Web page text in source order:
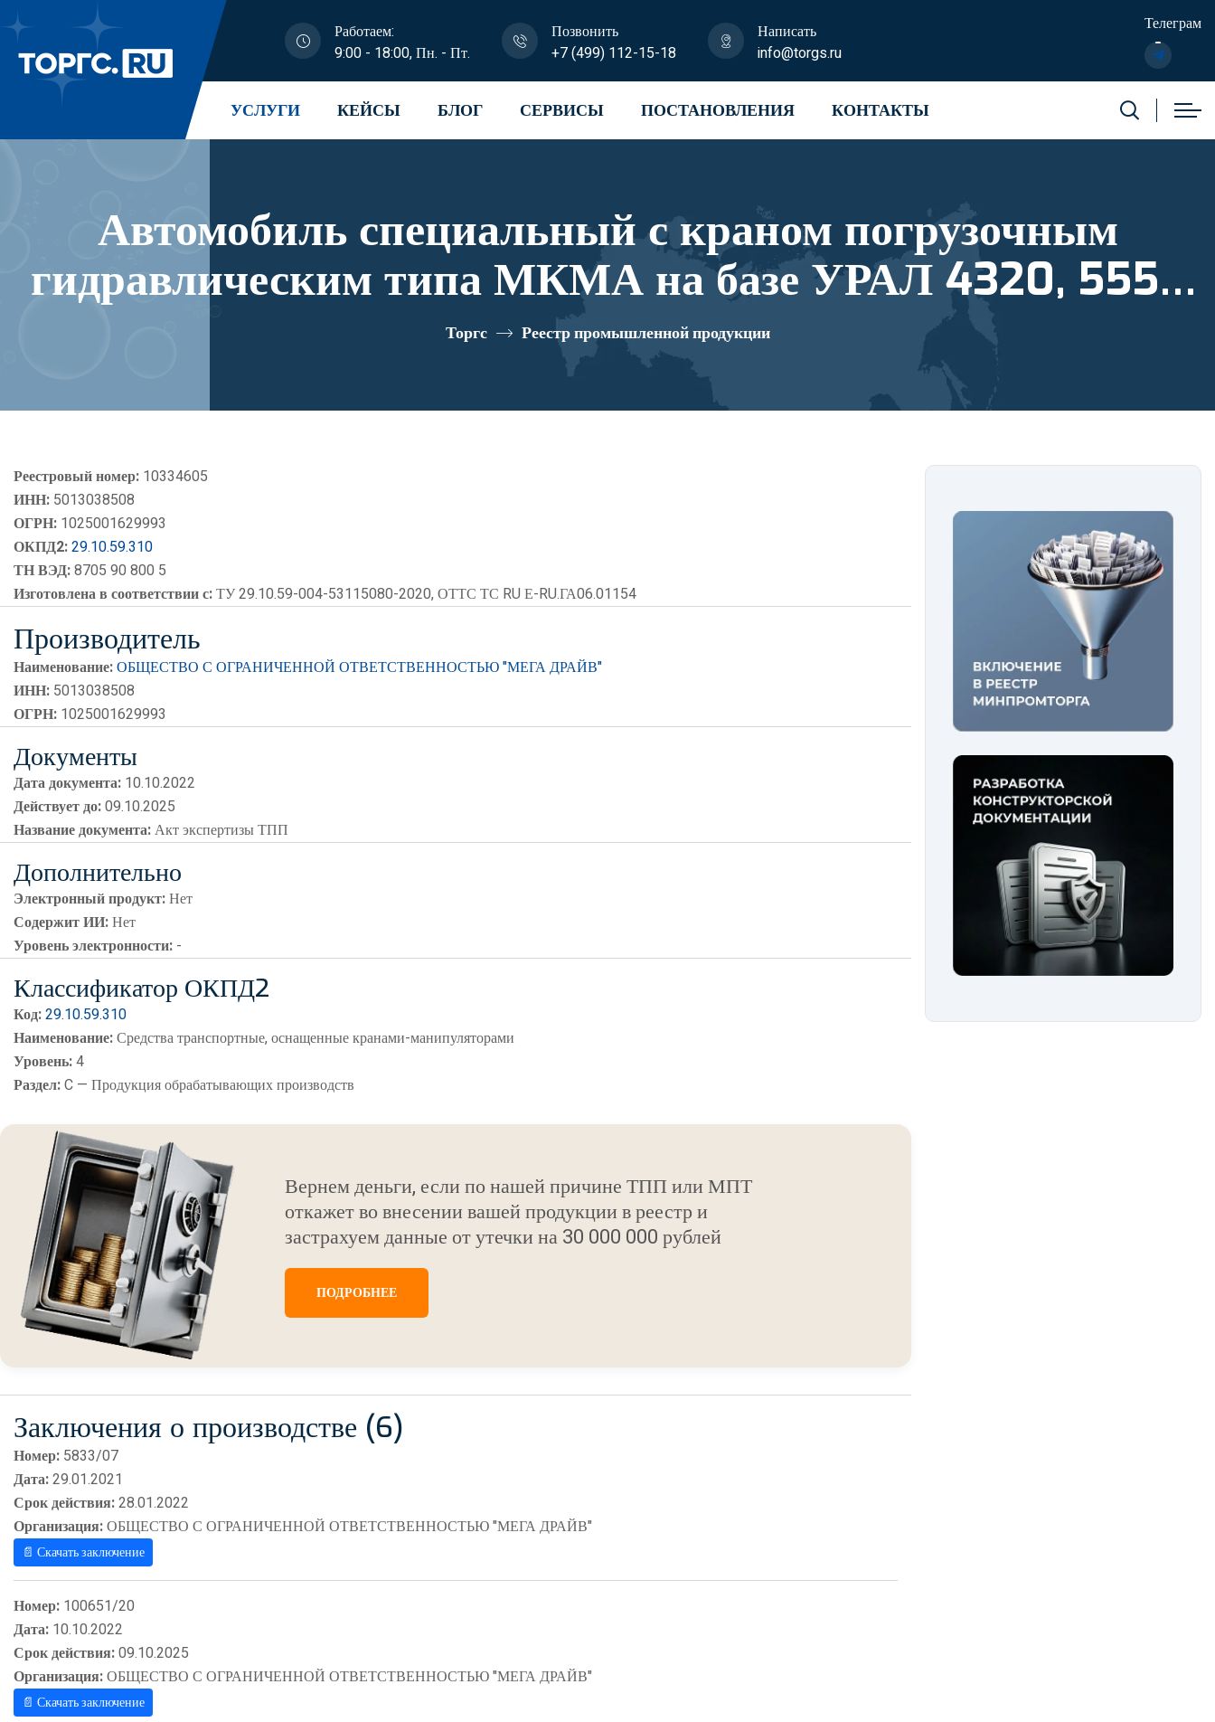
Работаем:
9:00 - 18:00, Пн. - Пт.
Позвонить
+7 (499) 112-15-18
Написать
info@torgs.ru
Телеграм
УСЛУГИ КЕЙСЫ БЛОГ СЕРВИСЫ ПОСТАНОВЛЕНИЯ КОНТАКТЫ
Автомобиль специальный с краном погрузочным
гидравлическим типа МКМА на базе УРАЛ 4320, 5557
и его модификации U0K04N-4L180 реестровый номер
10334605
Торгс Реестр промышленной продукции
Реестровый номер: 10334605
ИНН: 5013038508
ОГРН: 1025001629993
ОКПД2:29.10.59.310
ТН ВЭД:8705 90 800 5
Изготовлена в соответствии с:ТУ 29.10.59-004-53115080-2020, ОТТС ТС RU Е-RU.ГА06.01154
Производитель
Наименование:ОБЩЕСТВО С ОГРАНИЧЕННОЙ ОТВЕТСТВЕННОСТЬЮ "МЕГА ДРАЙВ"
ИНН: 5013038508
ОГРН: 1025001629993
Документы
Дата документа: 10.10.2022
Действует до:09.10.2025
Название документа:Акт экспертизы ТПП
Дополнительно
Электронный продукт:Нет
Содержит ИИ:Нет
Уровень электронности: -
Классификатор ОКПД2
Код:29.10.59.310
Наименование:Средства транспортные, оснащенные кранами-манипуляторами
Уровень:4
Раздел:C — Продукция обрабатывающих производств
Вернем деньги, если по нашей причине ТПП или МПТ
откажет во внесении вашей продукции в реестр и
застрахуем данные от утечки на 30 000 000 рублей
ПОДРОБНЕЕ
Заключения о производстве (6)
Номер: 5833/07
Дата:29.01.2021
Срок действия:28.01.2022
Организация:ОБЩЕСТВО С ОГРАНИЧЕННОЙ ОТВЕТСТВЕННОСТЬЮ "МЕГА ДРАЙВ"
📄 Скачать заключение
Номер: 100651/20
Дата: 10.10.2022
Срок действия:09.10.2025
Организация:ОБЩЕСТВО С ОГРАНИЧЕННОЙ ОТВЕТСТВЕННОСТЬЮ "МЕГА ДРАЙВ"
📄 Скачать заключение